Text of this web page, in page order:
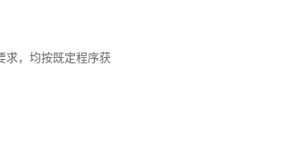
求，均按既定程序获